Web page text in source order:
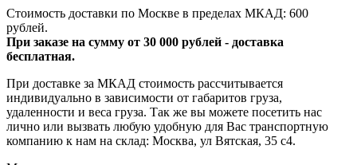
Стоимость доставки по Москве в пределах МКАД: 600
рублей.
При заказе на сумму от 30 000 рублей - доставка
бесплатная.
При доставке за МКАД стоимость рассчитывается
индивидуально в зависимости от габаритов груза,
удаленности и веса груза. Так же вы можете посетить нас
лично или вызвать любую удобную для Вас транспортную
компанию к нам на склад: Москва, ул Вятская, 35 c4.